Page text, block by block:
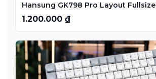
Hansung GK798 Pro Layout Fullsize
1.200.000 ₫